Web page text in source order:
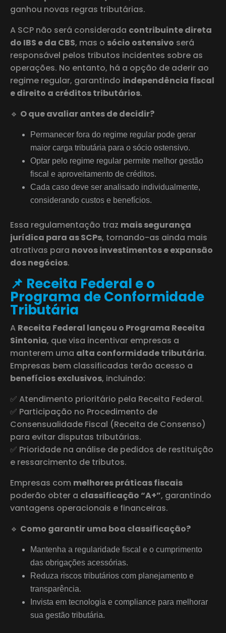
ganhou novas regras tributárias.
A SCP não será considerada contribuinte direta
do IBS e da CBS, mas o sócio ostensivo será
responsável pelos tributos incidentes sobre as
operações. No entanto, há a opção de aderir ao
regime regular, garantindo independência fiscal
e direito a créditos tributários.
🔹 O que avaliar antes de decidir?
Permanecer fora do regime regular pode gerar
maior carga tributária para o sócio ostensivo.
Optar pelo regime regular permite melhor gestão
fiscal e aproveitamento de créditos.
Cada caso deve ser analisado individualmente,
considerando custos e benefícios.
Essa regulamentação traz mais segurança
jurídica para as SCPs, tornando-as ainda mais
atrativas para novos investimentos e expansão
dos negócios.
📌 Receita Federal e o
Programa de Conformidade
Tributária
A Receita Federal lançou o Programa Receita
Sintonia, que visa incentivar empresas a
manterem uma alta conformidade tributária.
Empresas bem classificadas terão acesso a
benefícios exclusivos, incluindo:
✅ Atendimento prioritário pela Receita Federal.
✅ Participação no Procedimento de
Consensualidade Fiscal (Receita de Consenso)
para evitar disputas tributárias.
✅ Prioridade na análise de pedidos de restituição
e ressarcimento de tributos.
Empresas com melhores práticas fiscais
poderão obter a classificação “A+”, garantindo
vantagens operacionais e financeiras.
🔹 Como garantir uma boa classificação?
Mantenha a regularidade fiscal e o cumprimento
das obrigações acessórias.
Reduza riscos tributários com planejamento e
transparência.
Invista em tecnologia e compliance para melhorar
sua gestão tributária.